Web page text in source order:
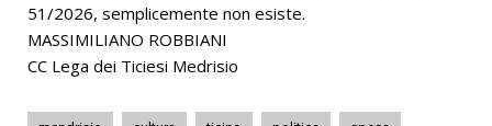
51/2026, semplicemente non esiste.
MASSIMILIANO ROBBIANI
CC Lega dei Ticiesi Medrisio